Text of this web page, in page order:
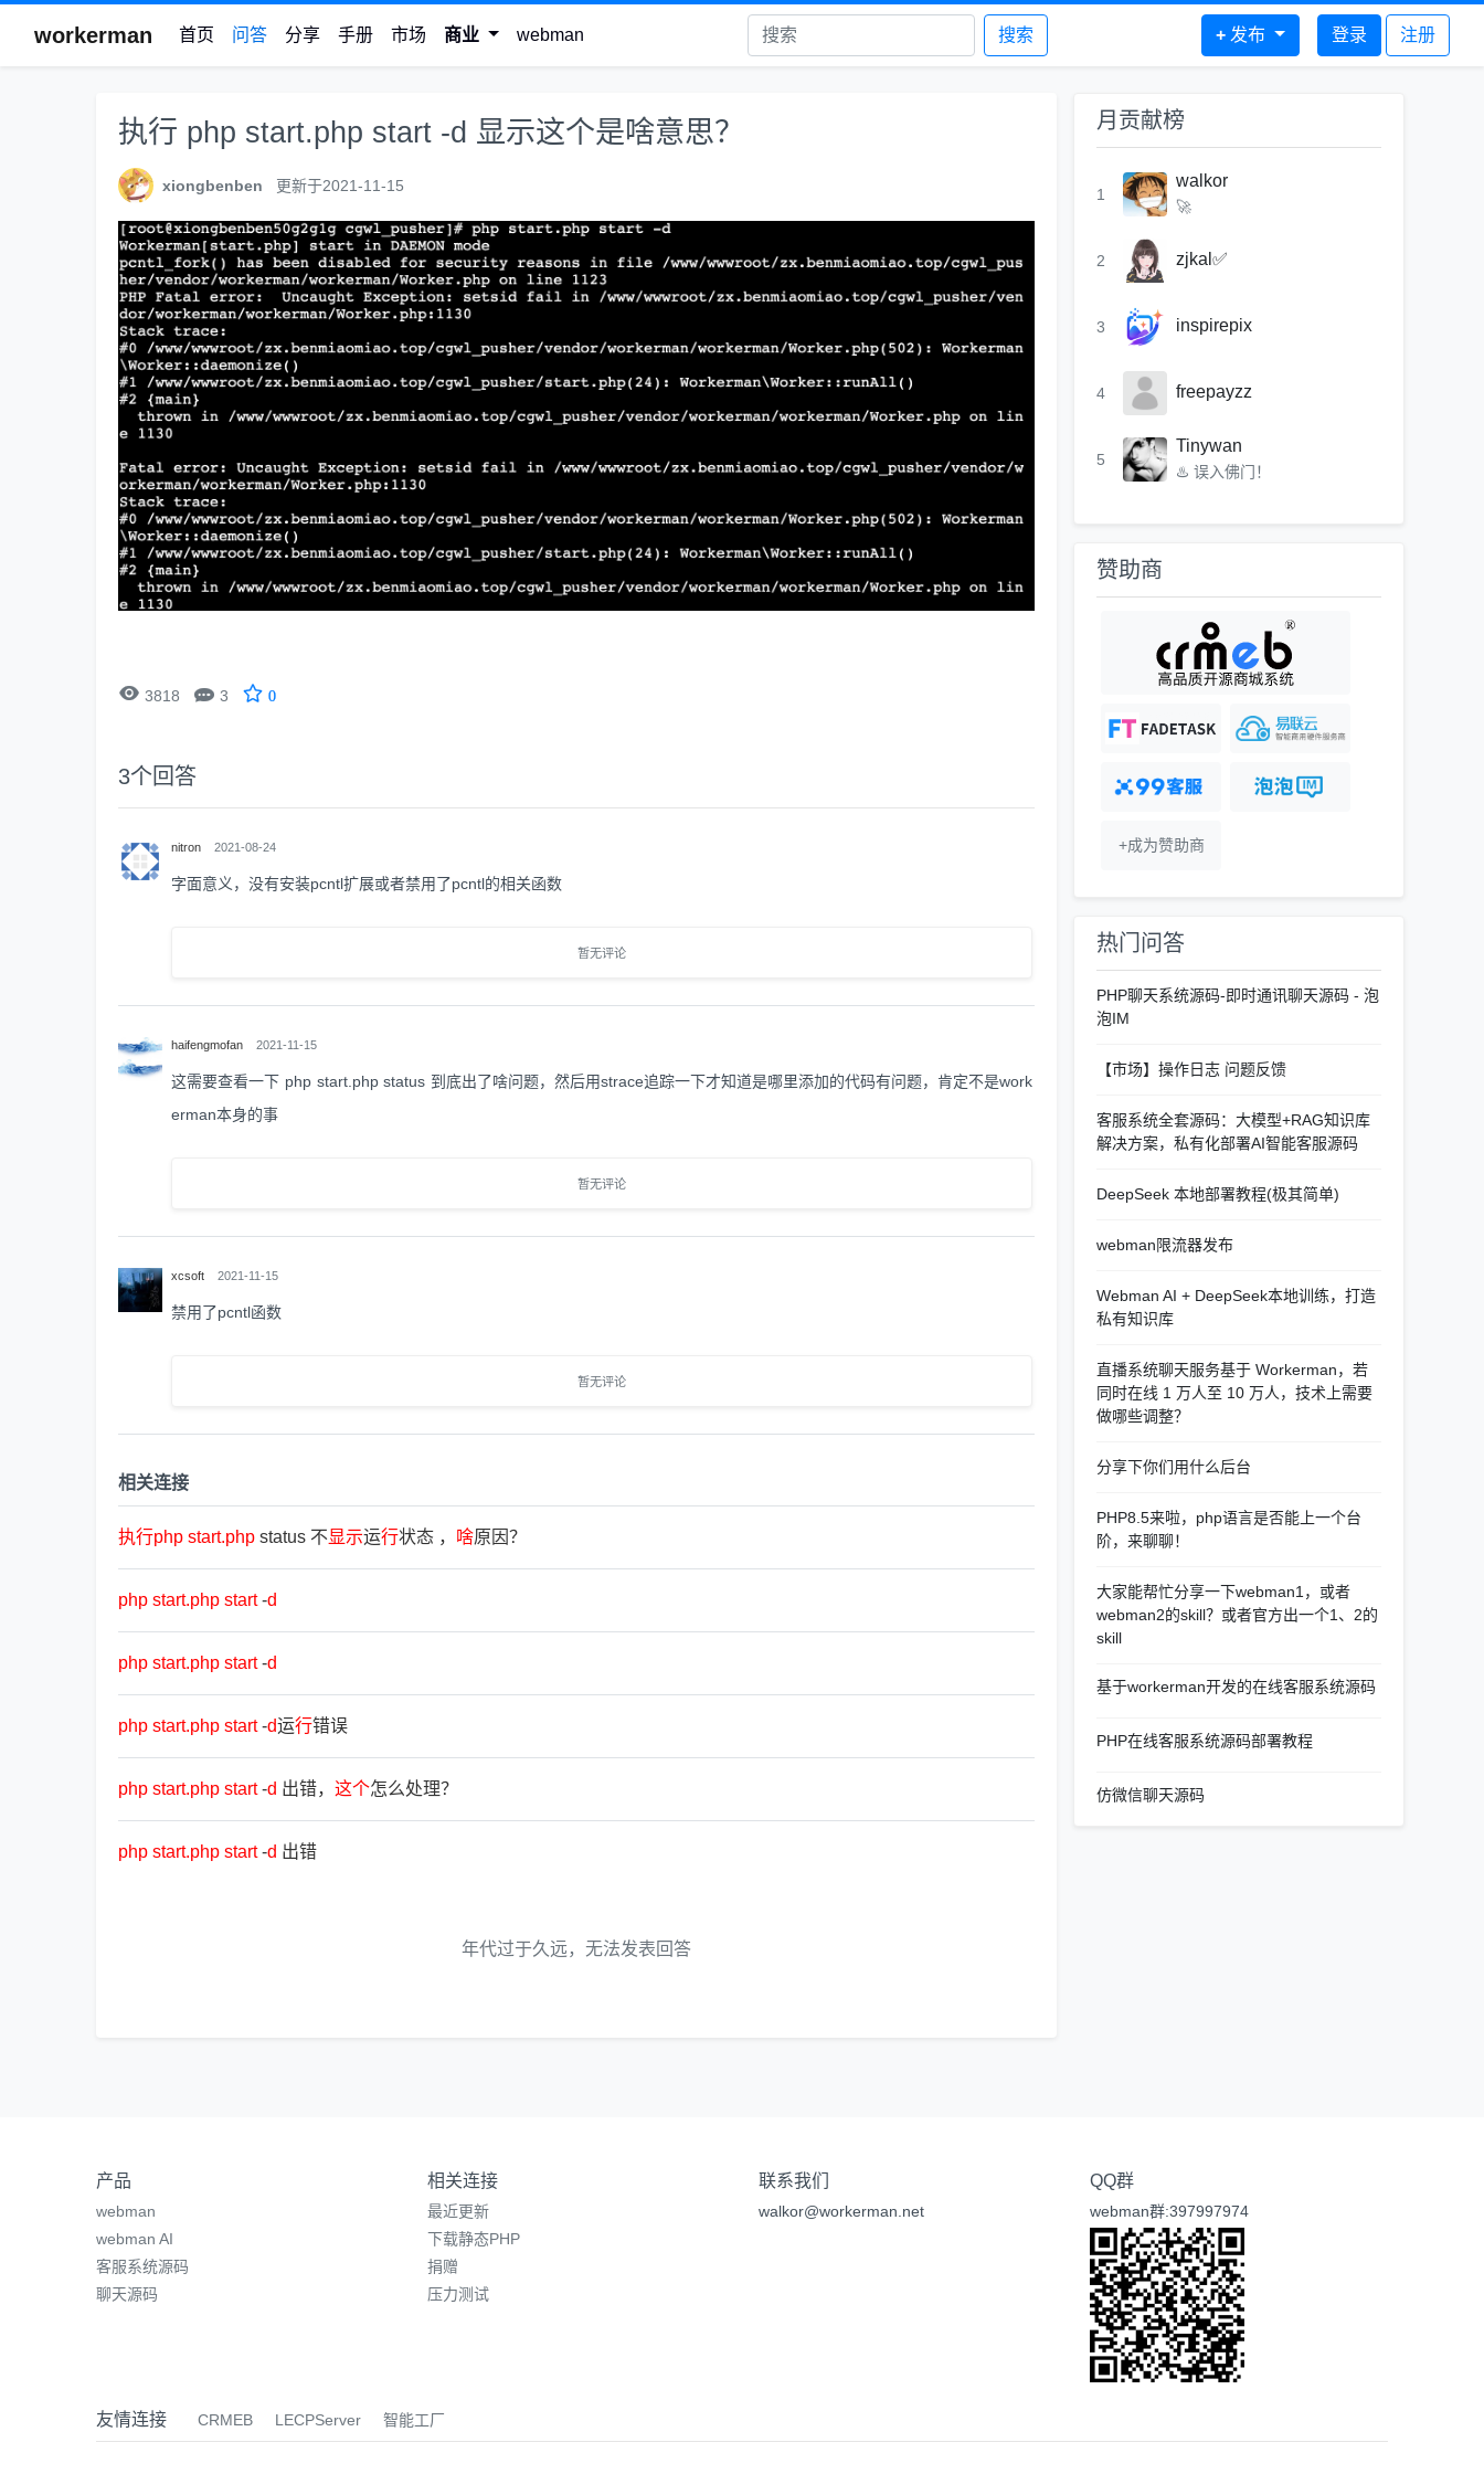
workerman 首页 问答 分享 手册 市场 商业 webman 搜索 + 发布 登录 注册
执行 php start.php start -d 显示这个是啥意思？
xiongbenben 更新于2021-11-15
 3818  3 0
3个回答
nitron 2021-08-24
字面意义，没有安装pcntl扩展或者禁用了pcntl的相关函数
暂无评论
haifengmofan 2021-11-15
这需要查看一下 php start.php status 到底出了啥问题，然后用strace追踪一下才知道是哪里添加的代码有问题，肯定不是work
erman本身的事
暂无评论
xcsoft 2021-11-15
禁用了pcntl函数
暂无评论
相关连接
执行php start.php status 不显示运行状态 ， 啥原因？
php start.php start-d
php start.php start-d
php start.php start-d运行错误
php start.php start-d 出错， 这个怎么处理？
php start.php start-d 出错
年代过于久远，无法发表回答
月贡献榜
1
walkor
🚀
2 zjkal✅
3 inspirepix
4 freepayzz
5
Tinywan
♨️ 误入佛门！
赞助商
+成为赞助商
热门问答
PHP聊天系统源码-即时通讯聊天源码 - 泡
泡IM
【市场】操作日志 问题反馈
客服系统全套源码：大模型+RAG知识库
解决方案，私有化部署AI智能客服源码
DeepSeek 本地部署教程(极其简单)
webman限流器发布
Webman AI + DeepSeek本地训练，打造
私有知识库
直播系统聊天服务基于 Workerman，若
同时在线 1 万人至 10 万人，技术上需要
做哪些调整？
分享下你们用什么后台
PHP8.5来啦，php语言是否能上一个台
阶，来聊聊！
大家能帮忙分享一下webman1，或者
webman2的skill？或者官方出一个1、2的
skill
基于workerman开发的在线客服系统源码
PHP在线客服系统源码部署教程
仿微信聊天源码
产品
webman
webman AI
客服系统源码
聊天源码
相关连接
最近更新
下载静态PHP
捐赠
压力测试
联系我们
walkor@workerman.net
QQ群
webman群:397997974
友情连接 CRMEB LECPServer 智能工厂